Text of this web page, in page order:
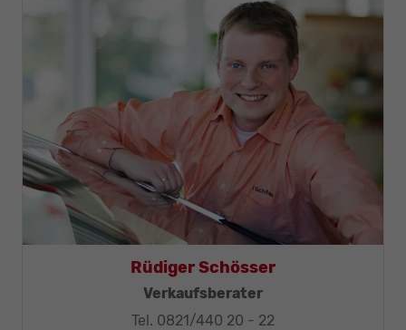
Thomas Mohr
KFZ-Techniker-Meister
Tel. 0821/440 20 - 32